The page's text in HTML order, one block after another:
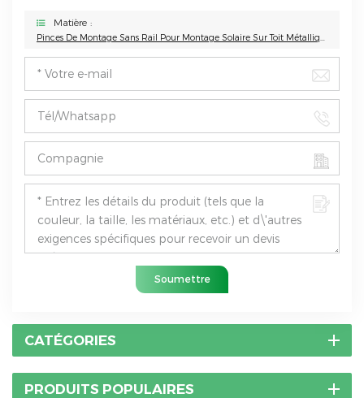
Matière :
Pinces De Montage Sans Rail Pour Montage Solaire Sur Toit Métallique Trapézoïdal
Soumettre
CATÉGORIES
PRODUITS POPULAIRES